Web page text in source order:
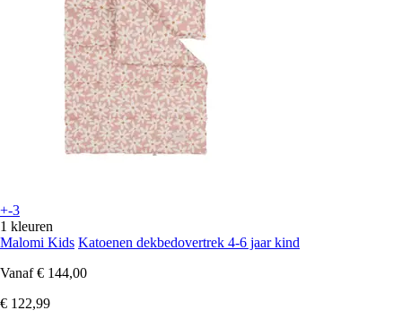
+-3
1 kleuren
Malomi Kids Katoenen dekbedovertrek 4-6 jaar kind
Vanaf € 144,00
€ 122,99